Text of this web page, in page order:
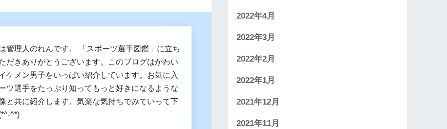
管理人のれんです。 「スポーツ選手図鑑」に立ち
だきありがとうございます。このブログはかわい
ケメン男子をいっぱい紹介しています。お気に入
ツ選手をたっぷり知ってもっと好きになるような
と共に紹介します。気楽な気持ちでみていって下
^*)
2022年4月
2022年3月
2022年2月
2022年1月
2021年12月
2021年11月